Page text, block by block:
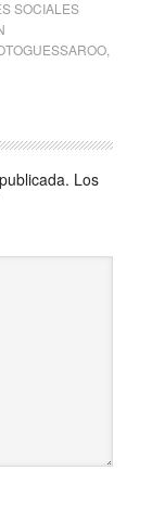
SOCIALES
,
Los